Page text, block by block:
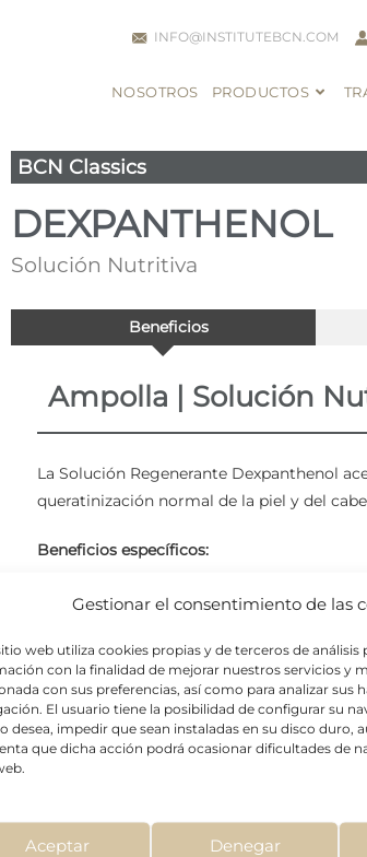
Gestionar el consentimiento de las
web utiliza cookies propias y de terceros de análisis
con la finalidad de mejorar nuestros servicios y
con sus preferencias, así como para analizar sus
El usuario tiene la posibilidad de configurar su
desea, impedir que sean instaladas en su disco duro,
que dicha acción podrá ocasionar dificultades de
Aceptar Denegar
INFO@INSTITUTEBCN.COM
NOSOTROS PRODUCTOS
BCN Classics
DEXPANTHENOL
Solución Nutritiva
Beneficios
Ampolla | Solución
La Solución Regenerante Dexpanthenol
queratinización normal de la piel y del
Beneficios específicos:
Potencia los niveles de humedad en
Mantiene la suavidad y elasticidad
Agente calmante y anti